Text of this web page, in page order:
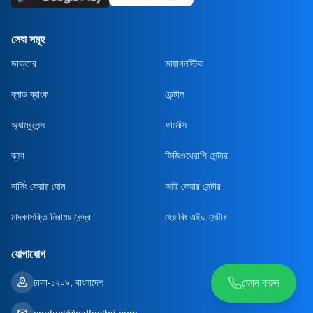
ফোন করুন
সেবা সমূহ
ডাক্তার ডায়াগনস্টিক
ব্লাড ব্যাংক ডেন্টাল
অ্যাম্বুলেন্স ফার্মেসি
ব্লগ ফিজিওথেরাপি সেন্টার
নার্সিং কেয়ার হোম আই কেয়ার সেন্টার
মাদকাসক্তি নিরাময় কেন্দ্র হেয়ারিং এইড সেন্টার
যোগাযোগ
ঢাকা-১২০৯, বাংলাদেশ